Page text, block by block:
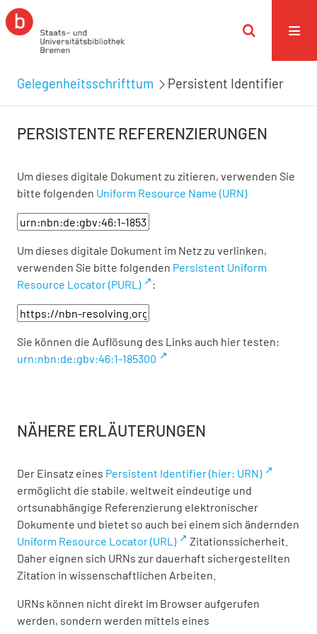
Gelegenheitsschrifttum Persistent Identifier
PERSISTENTE REFERENZIERUNGEN
Um dieses digitale Dokument zu zitieren, verwenden Sie
bitte folgenden Uniform Resource Name (URN)
Um dieses digitale Dokument im Netz zu verlinken,
verwenden Sie bitte folgenden Persistent Uniform
Resource Locator (PURL)
:
Sie können die Auflösung des Links auch hier testen:
urn:nbn:de:gbv:46:1-185300
NÄHERE ERLÄUTERUNGEN
Der Einsatz eines Persistent Identifier (hier: URN)
ermöglicht die stabile, weltweit eindeutige und
ortsunabhängige Referenzierung elektronischer
Dokumente und bietet so auch bei einem sich ändernden
Uniform Resource Locator (URL)
Zitationssicherheit.
Daher eignen sich URNs zur dauerhaft sichergestellten
Zitation in wissenschaftlichen Arbeiten.
URNs können nicht direkt im Browser aufgerufen
werden, sondern werden mittels eines